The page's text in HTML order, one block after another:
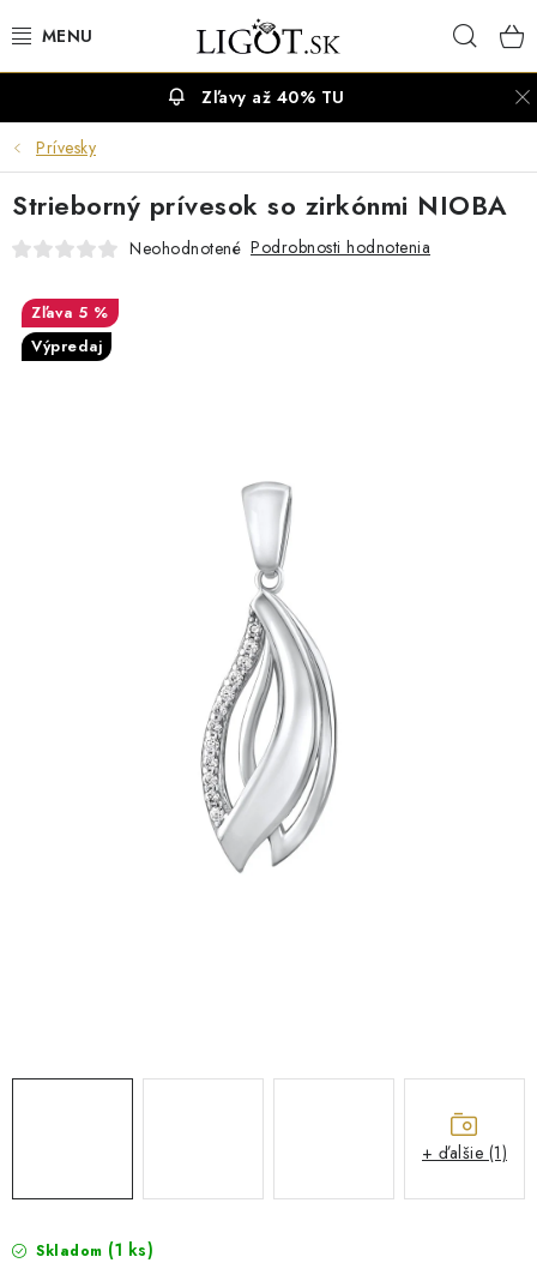
na
NÁUŠNICE
NÁHRDELNÍKY
PRSTENE
Vrátenie, výmena, reklamácia
Ochrana súkromia
Zľavy až 40% TU
Prívesky
Skladom (1 ks)
Strieborný prívesok so zirkónmi NIOBA
Neohodnotené Podrobnosti hodnotenia
5 %
Výpredaj
+ ďalšie (1)